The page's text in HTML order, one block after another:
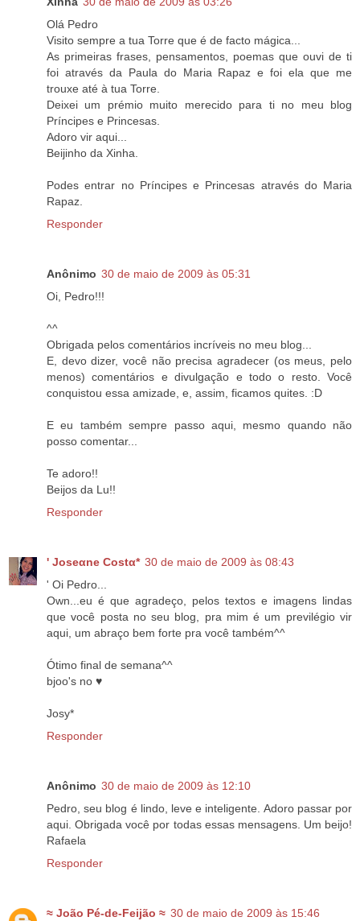
Olá Pedro
Visito sempre a tua Torre que é de facto mágica...
As primeiras frases, pensamentos, poemas que ouvi de ti
foi através da Paula do Maria Rapaz e foi ela que me
trouxe até à tua Torre.
Deixei um prémio muito merecido para ti no meu blog
Príncipes e Princesas.
Adoro vir aqui...
Beijinho da Xinha.
Podes entrar no Príncipes e Princesas através do Maria
Rapaz.
Responder
Anônimo 30 de maio de 2009 às 05:31
Oi, Pedro!!!
^^
Obrigada pelos comentários incríveis no meu blog...
E, devo dizer, você não precisa agradecer (os meus, pelo
menos) comentários e divulgação e todo o resto. Você
conquistou essa amizade, e, assim, ficamos quites. :D
E eu também sempre passo aqui, mesmo quando não
posso comentar...
Te adoro!!
Beijos da Lu!!
Responder
' Joseαne Costα* 30 de maio de 2009 às 08:43
' Oi Pedro...
Own...eu é que agradeço, pelos textos e imagens lindas
que você posta no seu blog, pra mim é um previlégio vir
aqui, um abraço bem forte pra você também^^
Ótimo final de semana^^
bjoo's no ♥
Josy*
Responder
Anônimo 30 de maio de 2009 às 12:10
Pedro, seu blog é lindo, leve e inteligente. Adoro passar por
aqui. Obrigada você por todas essas mensagens. Um beijo!
Rafaela
Responder
≈ João Pé-de-Feijão ≈ 30 de maio de 2009 às 15:46